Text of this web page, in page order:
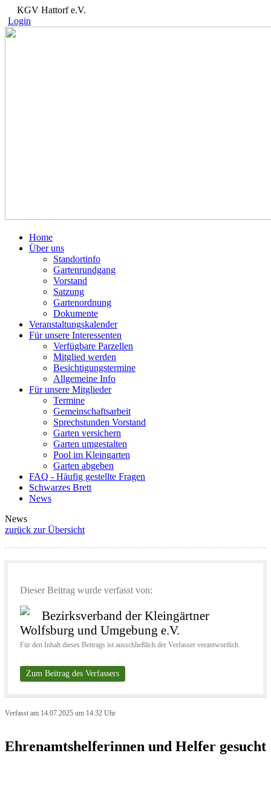
KGV Hattorf e.V.
Login
Home
Über uns
Standortinfo
Gartenrundgang
Vorstand
Satzung
Gartenordnung
Dokumente
Veranstaltungskalender
Für unsere Interessenten
Verfügbare Parzellen
Mitglied werden
Besichtigungstermine
Allgemeine Info
Für unsere Mitglieder
Termine
Gemeinschaftsarbeit
Sprechstunden Vorstand
Garten versichern
Garten umgestalten
Pool im Kleingarten
Garten abgeben
FAQ - Häufig gestellte Fragen
Schwarzes Brett
News
News
zurück zur Übersicht
Dieser Beitrag wurde verfasst von:
Bezirksverband der Kleingärtner
Wolfsburg und Umgebung e.V.
Für den Inhalt dieses Beitrags ist ausschließlich der Verfasser verantwortlich.
Zum Beitrag des Verfassers
Verfasst am 14.07.2025 um 14:32 Uhr
Ehrenamtshelferinnen und Helfer gesucht